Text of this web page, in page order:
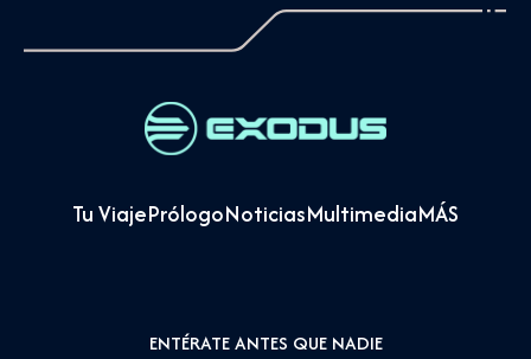
Tu ViajePrólogoNoticiasMultimediaMÁS
ENTÉRATE ANTES QUE NADIE